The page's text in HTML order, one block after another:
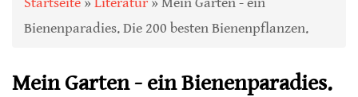
Bienenparadies. Die 200 besten Bienenpflanzen.
Mein Garten - ein Bienenparadies.